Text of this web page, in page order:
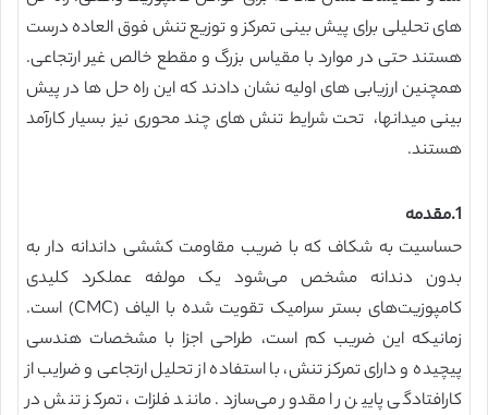
های تحلیلی برای پیش بینی تمرکز و توزیع تنش فوق العاده درست
هستند حتی در موارد با مقیاس بزرگ و مقطع خالص غیر ارتجاعی.
همچنین ارزیابی های اولیه نشان دادند که این راه حل ها در پیش
بینی میدانها، تحت شرایط تنش های چند محوری نیز بسیار کارآمد
هستند.
1.مقدمه
حساسیت به شکاف که با ضریب مقاومت کششی داندانه دار به
بدون دندانه مشخص می‌شود یک مولفه عملکرد کلیدی
کامپوزیت‌های بستر سرامیک تقویت شده با الیاف (CMC) است.
زمانیکه این ضریب کم است، طراحی اجزا با مشخصات هندسی
پیچیده و دارای تمرکز تنش، با استفاده از تحلیل ارتجاعی و ضرایب از
کارافتادگی پایین را مقدور می‌سازد. مانند فلزات، تمرکز تنش در